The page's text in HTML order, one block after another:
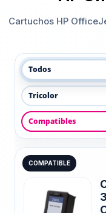
Cartuchos HP
Todos
Tricolor
Compatibles
COMPATIBLE